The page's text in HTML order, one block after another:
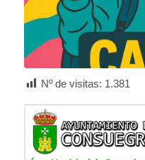
Nº de visitas: 1.381